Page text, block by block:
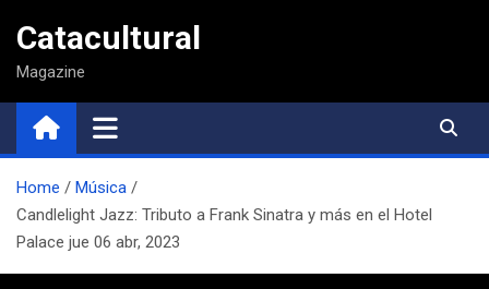
contenido
Catacultural
Magazine
Home
Música
Candlelight Jazz: Tributo a Frank Sinatra y más en el Hotel
Palace jue 06 abr, 2023